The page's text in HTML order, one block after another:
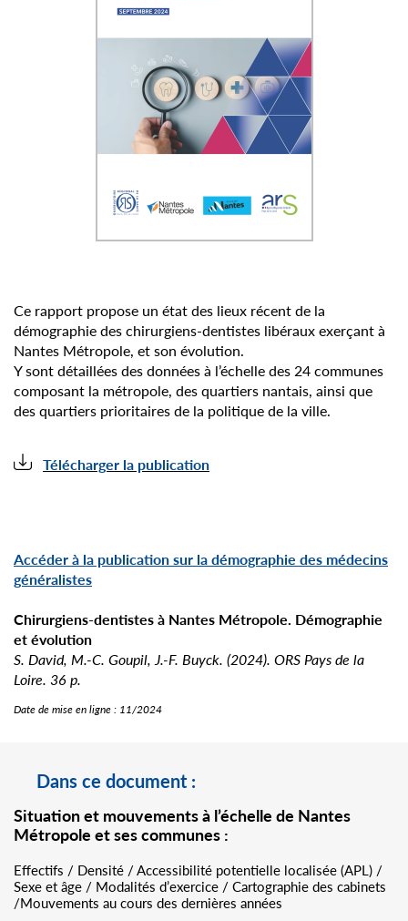
Ce rapport propose un état des lieux récent de la
démographie des chirurgiens-dentistes libéraux exerçant à
Nantes Métropole, et son évolution.
Y sont détaillées des données à l’échelle des 24 communes
composant la métropole, des quartiers nantais, ainsi que
des quartiers prioritaires de la politique de la ville.
Télécharger la publication
Accéder à la publication sur la démographie des médecins
généralistes
Chirurgiens-dentistes à Nantes Métropole. Démographie
et évolution
S. David, M.-C. Goupil, J.-F. Buyck. (2024). ORS Pays de la
Loire. 36 p.
Date de mise en ligne : 11/2024
Dans ce document :
Situation et mouvements à l’échelle de Nantes
Métropole et ses communes :
Effectifs / Densité / Accessibilité potentielle localisée (APL) /
Sexe et âge / Modalités d’exercice / Cartographie des cabinets
/Mouvements au cours des dernières années